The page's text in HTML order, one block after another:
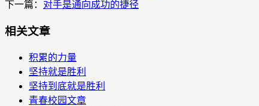
下一篇： 对手是通向成功的捷径
相关文章
积累的力量
坚持就是胜利
坚持到底就是胜利
青春校园文章